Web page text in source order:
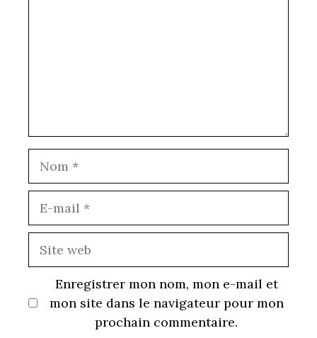
Enregistrer mon nom, mon e-mail et
mon site dans le navigateur pour mon
prochain commentaire.